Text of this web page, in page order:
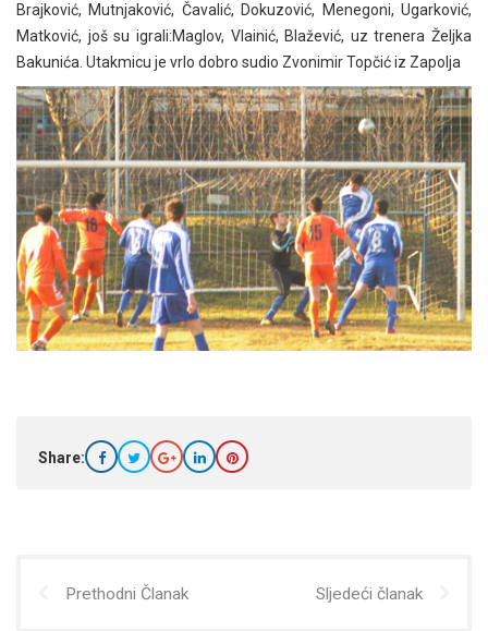
Brajković, Mutnjaković, Čavalić, Dokuzović, Menegoni, Ugarković,
Matković, još su igrali:Maglov, Vlainić, Blažević, uz trenera Željka
Bakunića. Utakmicu je vrlo dobro sudio Zvonimir Topčić iz Zapolja
Share:
Prethodni Članak Sljedeći članak